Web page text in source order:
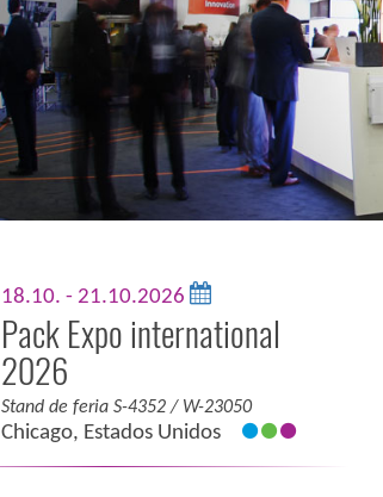
18.10. - 21.10.2026
Pack Expo international
2026
Stand de feria S-4352 / W-23050
Chicago, Estados Unidos